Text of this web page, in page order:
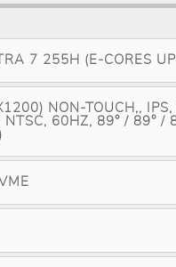
7 255H (E-CORES
NON-TOUCH,,
60HZ, 89° / 89° /